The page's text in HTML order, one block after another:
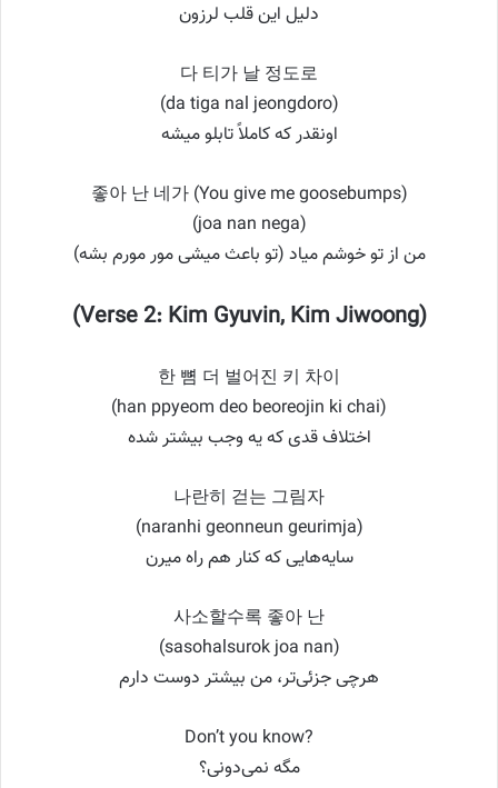
دلیل این قلب لرزون
다 티가 날 정도로
(da tiga nal jeongdoro)
اونقدر که کاملاً تابلو میشه
좋아 난 네가 (You give me goosebumps)
(joa nan nega)
من از تو خوشم میاد (تو باعث میشی مور مورم بشه)
(Verse 2: Kim Gyuvin, Kim Jiwoong)
한 뼘 더 벌어진 키 차이
(han ppyeom deo beoreojin ki chai)
اختلاف قدی که یه وجب بیشتر شده
나란히 걷는 그림자
(naranhi geonneun geurimja)
سایه‌هایی که کنار هم راه میرن
사소할수록 좋아 난
(sasohalsurok joa nan)
هرچی جزئی‌تر، من بیشتر دوست دارم
Don’t you know?
مگه نمی‌دونی؟